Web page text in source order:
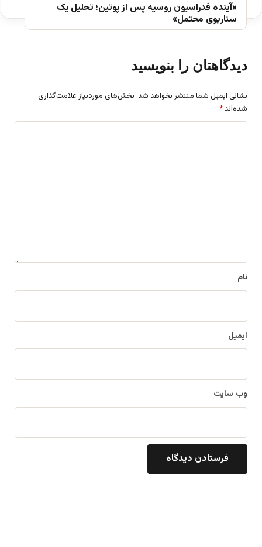
«آینده فدراسیون روسیه پس از پوتین؛ تحلیل یک
سناریوی محتمل»
دیدگاهتان را بنویسید
نشانی ایمیل شما منتشر نخواهد شد. بخش‌های موردنیاز علامت‌گذاری
شده‌اند *
نام
ایمیل
وب‌ سایت